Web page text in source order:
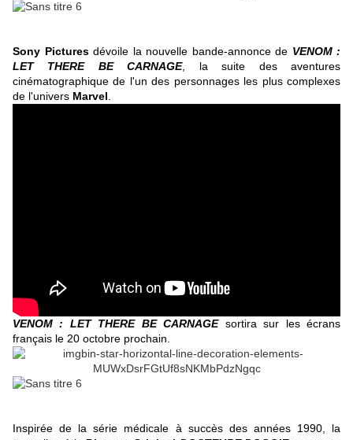
Sony Picturesdévoile la nouvelle bande-annonce de VENOM :
LET THERE BE CARNAGE, la suite des aventures
cinématographique de l'un des personnages les plus complexes
de l'univers Marvel
VENOM : LET THERE BE CARNAGE sortira sur les écrans
français le 20 octobre prochain.
Inspirée de la série médicale à succès des années 1990, la